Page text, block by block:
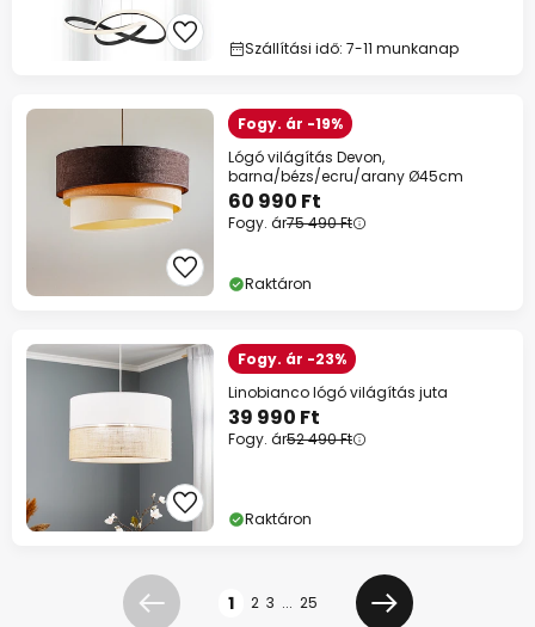
Szállítási idő: 7-11 munkanap
Fogy. ár -19%
Lógó világítás Devon,
barna/bézs/ecru/arany Ø45cm
60 990 Ft
Fogy. ár75 490 Ft
Raktáron
Fogy. ár -23%
Linobianco lógó világítás juta
39 990 Ft
Fogy. ár52 490 Ft
Raktáron
Előző 1 2 3 ... 25
Következő